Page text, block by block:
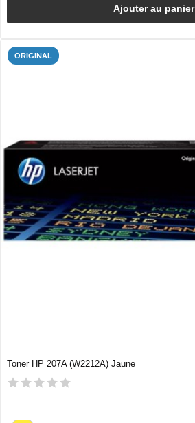
Ajouter au panier
ORIGINAL
Toner HP 207A (W2212A) Jaune